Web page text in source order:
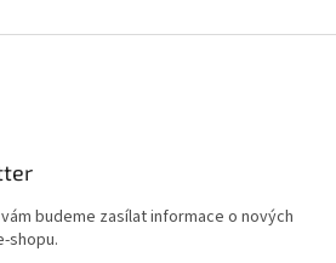
budeme zasílat informace o nových
shopu.